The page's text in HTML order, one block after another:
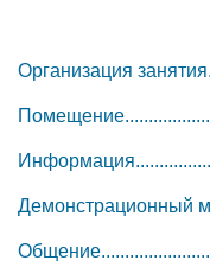
Организация
Демонстрационный